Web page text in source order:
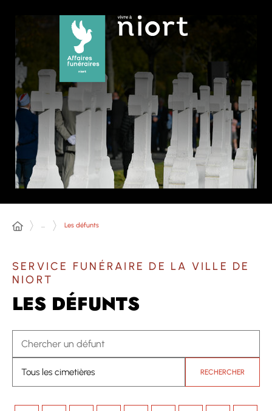
... Les défunts
SERVICE FUNÉRAIRE DE LA VILLE DE
NIORT
LES DÉFUNTS
RECHERCHER